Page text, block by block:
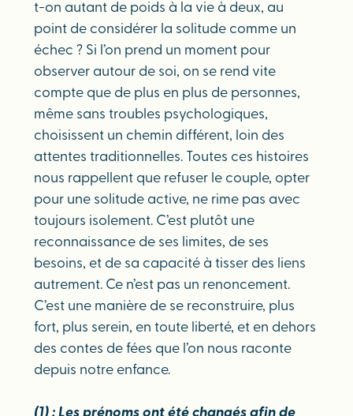
t-on autant de poids à la vie à deux, au
point de considérer la solitude comme un
échec ? Si l’on prend un moment pour
observer autour de soi, on se rend vite
compte que de plus en plus de personnes,
même sans troubles psychologiques,
choisissent un chemin différent, loin des
attentes traditionnelles. Toutes ces histoires
nous rappellent que refuser le couple, opter
pour une solitude active, ne rime pas avec
toujours isolement. C’est plutôt une
reconnaissance de ses limites, de ses
besoins, et de sa capacité à tisser des liens
autrement. Ce n’est pas un renoncement.
C’est une manière de se reconstruire, plus
fort, plus serein, en toute liberté, et en dehors
des contes de fées que l’on nous raconte
depuis notre enfance.